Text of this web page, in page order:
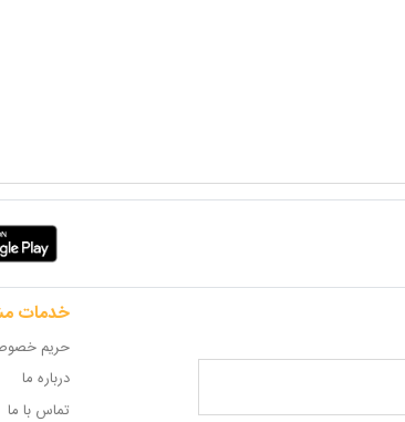
خدمات
حریم
درباره ما
تماس با ما